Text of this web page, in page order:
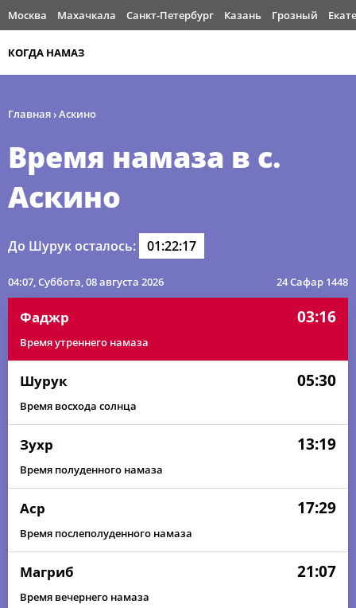
Москва Махачкала Санкт-Петербург Казань Грозный
КОГДА НАМАЗ
Главная›Аскино
Время намаза в с.
Аскино
До Шурук осталось: 01:22:17
04:07, Суббота, 08 августа 2026 24 Сафар 1448
Фаджр 03:16
Время утреннего намаза
Шурук 05:30
Время восхода солнца
Зухр 13:19
Время полуденного намаза
Аср 17:29
Время послеполуденного намаза
Магриб 21:07
Время вечернего намаза